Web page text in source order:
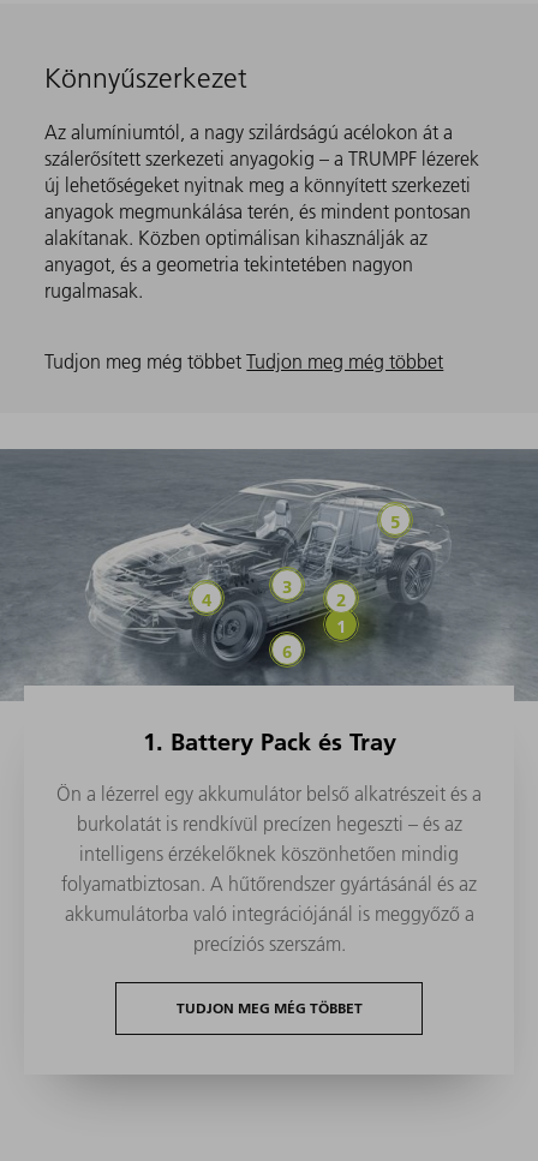
Könnyűszerkezet
Az alumíniumtól, a nagy szilárdságú acélokon át a
szálerősített szerkezeti anyagokig – a TRUMPF lézerek
új lehetőségeket nyitnak meg a könnyített szerkezeti
anyagok megmunkálása terén, és mindent pontosan
alakítanak. Közben optimálisan kihasználják az
anyagot, és a geometria tekintetében nagyon
rugalmasak.
Tudjon meg még többetTudjon meg még többet
Battery Pack és Tray
Battery Cells és
Power Electronics
Powertrain
Automatizált gyártási
1. Battery Pack és Tray
Ön a lézerrel egy akkumulátor belső alkatrészeit és a
burkolatát is rendkívül precízen hegeszti – és az
intelligens érzékelőknek köszönhetően mindig
folyamatbiztosan. A hűtőrendszer gyártásánál és az
akkumulátorba való integrációjánál is meggyőző a
precíziós szerszám.
TUDJON MEG MÉG TÖBBET